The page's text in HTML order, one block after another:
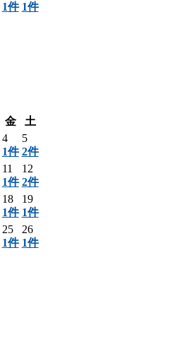
1件 1件
金
土
4
1件
5
2件
11
1件
12
2件
18
1件
19
1件
25
1件
26
1件